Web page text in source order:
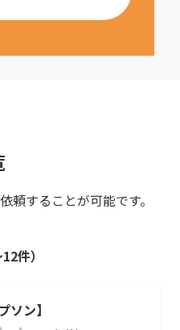
頼することが可能です。
件）
ソン】